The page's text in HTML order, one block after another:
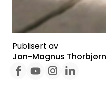
Publisert av
Jon-Magnus